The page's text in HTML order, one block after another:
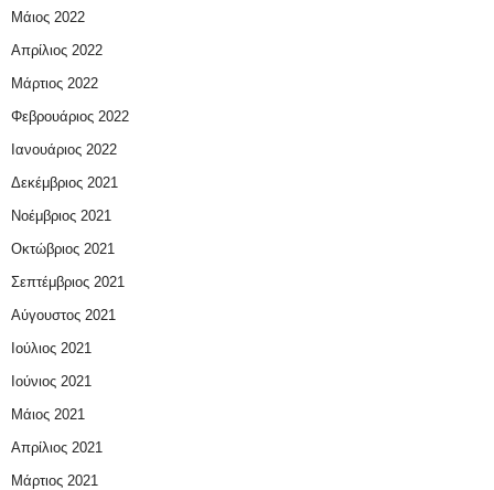
Μάιος 2022
Απρίλιος 2022
Μάρτιος 2022
Φεβρουάριος 2022
Ιανουάριος 2022
Δεκέμβριος 2021
Νοέμβριος 2021
Οκτώβριος 2021
Σεπτέμβριος 2021
Αύγουστος 2021
Ιούλιος 2021
Ιούνιος 2021
Μάιος 2021
Απρίλιος 2021
Μάρτιος 2021